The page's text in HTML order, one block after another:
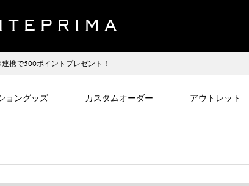
連携で500ポイントプレゼント！
ョングッズ カスタムオーダー アウトレット